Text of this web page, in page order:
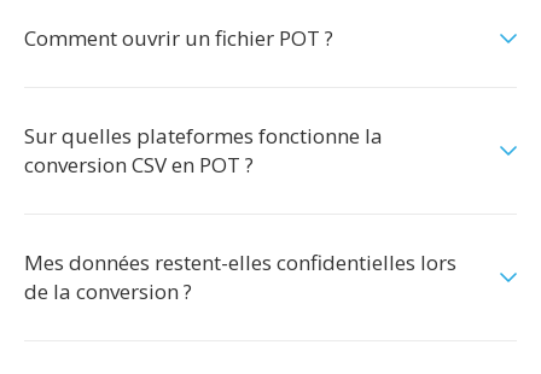
Comment ouvrir un fichier POT ?
Sur quelles plateformes fonctionne la
conversion CSV en POT ?
Mes données restent-elles confidentielles lors
de la conversion ?